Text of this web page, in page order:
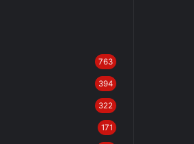
763
394
322
171